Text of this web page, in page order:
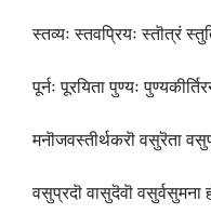
स्तव्यः स्तवप्रियः स्तॊत्रं
पूर्नः पूरयिता पुण्यः
मनॊजवस्तीर्थकरॊ वसुरॆता
वसुप्रदॊ वासुदॆवॊ वसुर्वसुमना